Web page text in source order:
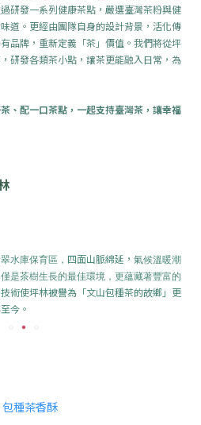
研發一系列健康茶點，嚴選臺灣茶粉與健
道。更經由團隊自身的設計背景，活化傳
品牌，重新定義「茶」價值。 我們將從坪
研發各類茶小點，讓茶更能融入日常，為
、配一口茶點，一起支持臺灣茶，讓幸福
水庫保育區， 四面山脈綿延， 氣候溫暖潮
是茶樹生長的最佳環境，更蘊藏著豐富的
術使坪林被譽為「文山包種茶的故鄉」更
今。